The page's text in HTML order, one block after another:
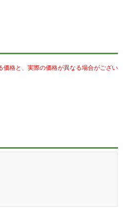
格と、実際の価格が異なる場合がござい